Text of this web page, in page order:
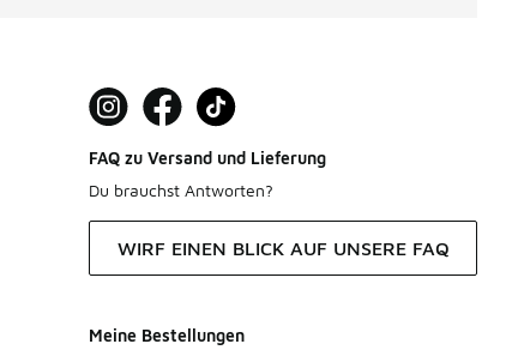
FAQ zu Versand und Lieferung
Du brauchst Antworten?
WIRF EINEN BLICK AUF UNSERE FAQ
Meine Bestellungen